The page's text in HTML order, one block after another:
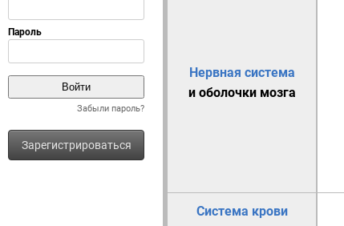
Забыли пароль?
Зарегистрироваться
Нервная система
и оболочки мозга
Система крови